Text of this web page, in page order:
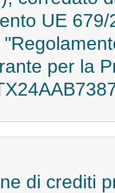
UE
per la
di crediti